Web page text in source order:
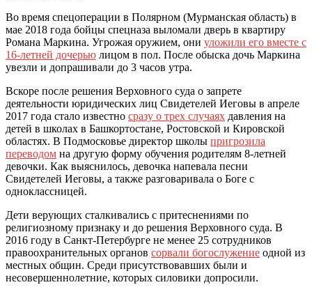
Во время спецоперации в Полярном (Мурманская область) в
мае 2018 года бойцы спецназа выломали дверь в квартиру
Романа Маркина. Угрожая оружием, они уложили его вместе с
16-летней дочерью лицом в пол. После обыска дочь Маркина
увезли и допрашивали до 3 часов утра.
Вскоре после решения Верховного суда о запрете
деятельности юридических лиц Свидетелей Иеговы в апреле
2017 года стало известно сразу о трех случаях давления на
детей в школах в Башкортостане, Ростовской и Кировской
областях. В Подмосковье директор школы пригрозила
переводом на другую форму обучения родителям 8-летней
девочки. Как выяснилось, девочка напевала песни
Свидетелей Иеговы, а также разговаривала о Боге с
одноклассницей.
Дети верующих сталкивались с притеснениями по
религиозному признаку и до решения Верховного суда. В
2016 году в Санкт-Петербурге не менее 25 сотрудников
правоохранительных органов сорвали богослужение одной из
местных общин. Среди присутствовавших были и
несовершеннолетние, которых силовики допросили.